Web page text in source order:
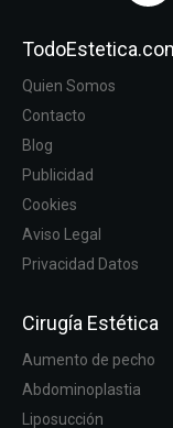
Quien Somos
Contacto
Blog
Publicidad
Cookies
Aviso Legal
Privacidad Datos
Cirugía Estética
Aumento de pecho
Abdominoplastia
Liposucción